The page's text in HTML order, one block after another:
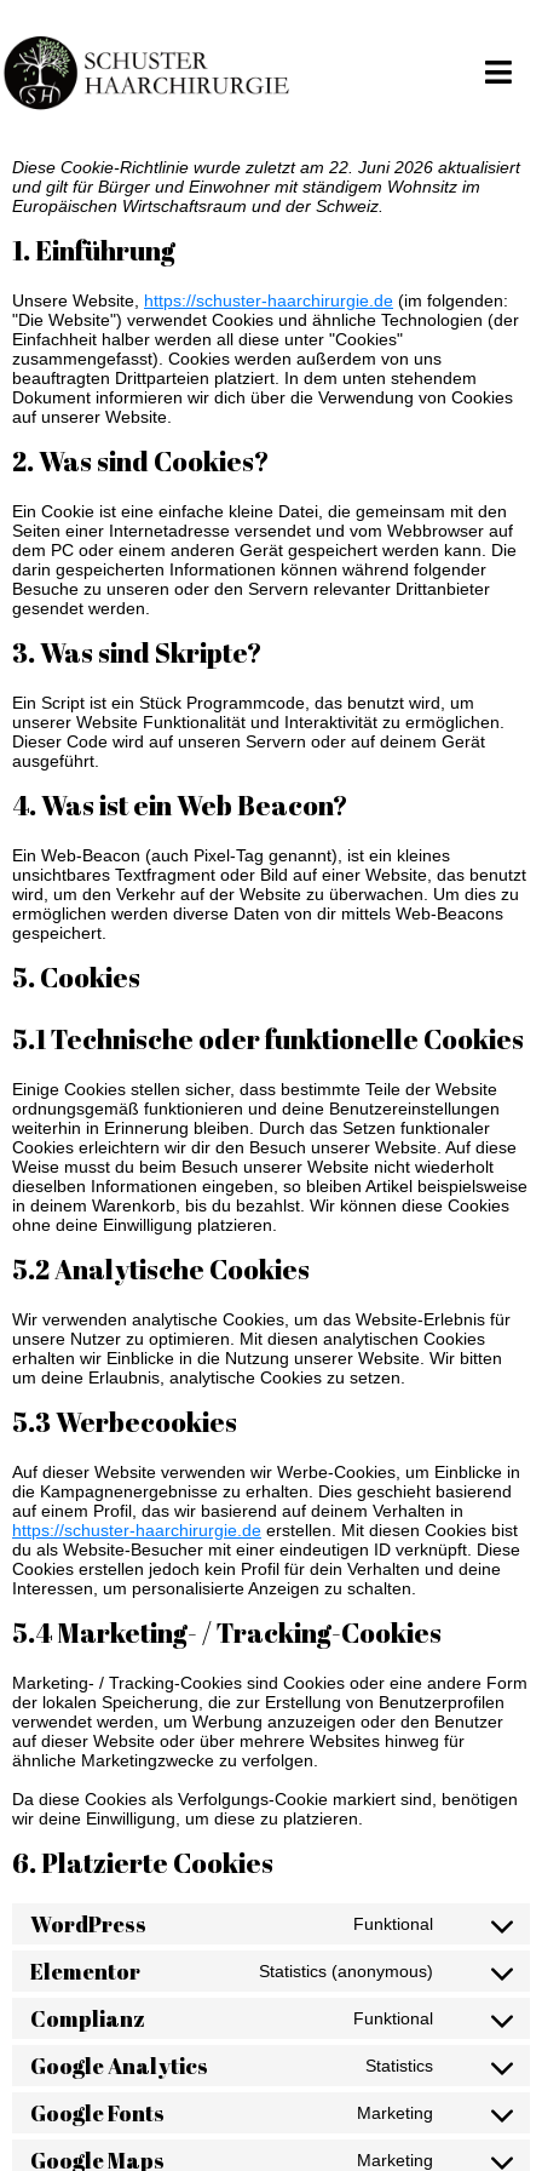
Diese Cookie-Richtlinie wurde zuletzt am 22. Juni 2026 aktualisiert
und gilt für Bürger und Einwohner mit ständigem Wohnsitz im
Europäischen Wirtschaftsraum und der Schweiz.
1. Einführung
Unsere Website, https://schuster-haarchirurgie.de (im folgenden:
"Die Website") verwendet Cookies und ähnliche Technologien (der
Einfachheit halber werden all diese unter "Cookies"
zusammengefasst). Cookies werden außerdem von uns
beauftragten Drittparteien platziert. In dem unten stehendem
Dokument informieren wir dich über die Verwendung von Cookies
auf unserer Website.
2. Was sind Cookies?
Ein Cookie ist eine einfache kleine Datei, die gemeinsam mit den
Seiten einer Internetadresse versendet und vom Webbrowser auf
dem PC oder einem anderen Gerät gespeichert werden kann. Die
darin gespeicherten Informationen können während folgender
Besuche zu unseren oder den Servern relevanter Drittanbieter
gesendet werden.
3. Was sind Skripte?
Ein Script ist ein Stück Programmcode, das benutzt wird, um
unserer Website Funktionalität und Interaktivität zu ermöglichen.
Dieser Code wird auf unseren Servern oder auf deinem Gerät
ausgeführt.
4. Was ist ein Web Beacon?
Ein Web-Beacon (auch Pixel-Tag genannt), ist ein kleines
unsichtbares Textfragment oder Bild auf einer Website, das benutzt
wird, um den Verkehr auf der Website zu überwachen. Um dies zu
ermöglichen werden diverse Daten von dir mittels Web-Beacons
gespeichert.
5. Cookies
5.1 Technische oder funktionelle Cookies
Einige Cookies stellen sicher, dass bestimmte Teile der Website
ordnungsgemäß funktionieren und deine Benutzereinstellungen
weiterhin in Erinnerung bleiben. Durch das Setzen funktionaler
Cookies erleichtern wir dir den Besuch unserer Website. Auf diese
Weise musst du beim Besuch unserer Website nicht wiederholt
dieselben Informationen eingeben, so bleiben Artikel beispielsweise
in deinem Warenkorb, bis du bezahlst. Wir können diese Cookies
ohne deine Einwilligung platzieren.
5.2 Analytische Cookies
Wir verwenden analytische Cookies, um das Website-Erlebnis für
unsere Nutzer zu optimieren. Mit diesen analytischen Cookies
erhalten wir Einblicke in die Nutzung unserer Website. Wir bitten
um deine Erlaubnis, analytische Cookies zu setzen.
5.3 Werbecookies
Auf dieser Website verwenden wir Werbe-Cookies, um Einblicke in
die Kampagnenergebnisse zu erhalten. Dies geschieht basierend
auf einem Profil, das wir basierend auf deinem Verhalten in
https://schuster-haarchirurgie.de erstellen. Mit diesen Cookies bist
du als Website-Besucher mit einer eindeutigen ID verknüpft. Diese
Cookies erstellen jedoch kein Profil für dein Verhalten und deine
Interessen, um personalisierte Anzeigen zu schalten.
5.4 Marketing- / Tracking-Cookies
Marketing- / Tracking-Cookies sind Cookies oder eine andere Form
der lokalen Speicherung, die zur Erstellung von Benutzerprofilen
verwendet werden, um Werbung anzuzeigen oder den Benutzer
auf dieser Website oder über mehrere Websites hinweg für
ähnliche Marketingzwecke zu verfolgen.
Da diese Cookies als Verfolgungs-Cookie markiert sind, benötigen
wir deine Einwilligung, um diese zu platzieren.
6. Platzierte Cookies
WordPress Funktional
Elementor Statistics (anonymous)
Complianz Funktional
Google Analytics Statistics
Google Fonts Marketing
Google Maps Marketing